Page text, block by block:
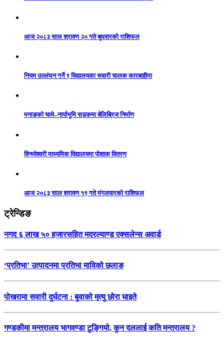
आज २०८३ साल श्रावण २० गते बुधवारको राशिफल
नियम उल्लंघन गर्ने ९ विद्यालयका सवारी चालक कारबाहीमा
मनाङको चामे–नार्पाभूमि सडकमा बेलिब्रिज निर्माण
विन्ध्येश्वरी माध्यमिक विद्यालयमा पोशाक वितरण
आज २०८३ साल श्रावण १९ गते मंगलवारको राशिफल
ट्रेन्डिङ
नगद ६ लाख ५० हजारसहित मदरल्याण्ड एक्सलेन्स अवार्ड
‘प्रतिभा’ उत्पादनमा प्रतिभा माविको छलाङ
पोखरामा सवारी दुर्घटना : बुवाको मृत्यु छोरा घाइते
गण्डकीमा मन्त्रालय भागवण्डा टुङ्गियो, कुन दललाई कति मन्त्रालय ?